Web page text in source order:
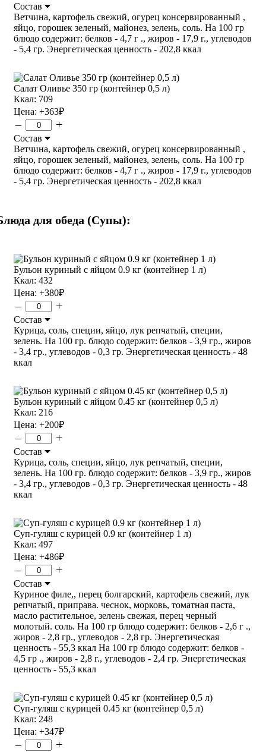
Состав
Ветчина, картофель свежий, огурец консервированный ,
яйцо, горошек зеленый, майонез, зелень, соль. На 100 гр
блюдо содержит: белков - 4,7 г ., жиров - 17,9 г., углеводов
- 5,4 гр. Энергетическая ценность - 202,8 ккал
Салат Оливье 350 гр (контейнер 0,5 л)
Ккал: 709
Цена: +363₽
– +
Состав
Ветчина, картофель свежий, огурец консервированный ,
яйцо, горошек зеленый, майонез, зелень, соль. На 100 гр
блюдо содержит: белков - 4,7 г ., жиров - 17,9 г., углеводов
- 5,4 гр. Энергетическая ценность - 202,8 ккал
для обеда (Супы):
Бульон куриный с яйцом 0.9 кг (контейнер 1 л)
Ккал: 432
Цена: +380₽
– +
Состав
Курица, соль, специи, яйцо, лук репчатый, специи,
зелень. На 100 гр. блюдо содержит: белков - 3,9 гр., жиров
- 3,4 гр., углеводов - 0,3 гр. Энергетическая ценность - 48
ккал
Бульон куриный с яйцом 0.45 кг (контейнер 0,5 л)
Ккал: 216
Цена: +200₽
– +
Состав
Курица, соль, специи, яйцо, лук репчатый, специи,
зелень. На 100 гр. блюдо содержит: белков - 3,9 гр., жиров
- 3,4 гр., углеводов - 0,3 гр. Энергетическая ценность - 48
ккал
Суп-гуляш с курицей 0.9 кг (контейнер 1 л)
Ккал: 497
Цена: +486₽
– +
Состав
Куриное филе,, перец болгарский, картофель свежий, лук
репчатый, приправа. чеснок, морковь, томатная паста,
масло растительное, зелень свежая, перец черный
молотый. соль. На 100 гр блюдо содержит: белков - 2,6 г .,
жиров - 2,8 гр., углеводов - 2,8 гр. Энергетическая
ценность - 55,3 ккал На 100 гр блюдо содержит: белков -
4,5 гр ., жиров - 2,8 г., углеводов - 2,4 гр. Энергетическая
ценность - 55,3 ккал
Суп-гуляш с курицей 0.45 кг (контейнер 0,5 л)
Ккал: 248
Цена: +347₽
– +